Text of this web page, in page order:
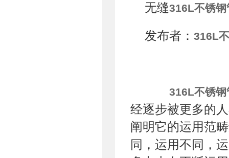
无缝316L不锈钢
发布者： 316L
316L不锈钢
经逐步被更多的
阐明它的运用范
同，运用不同，